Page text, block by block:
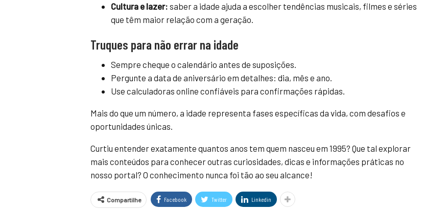
Cultura e lazer: saber a idade ajuda a escolher tendências musicais, filmes e séries
que têm maior relação com a geração.
Truques para não errar na idade
Sempre cheque o calendário antes de suposições.
Pergunte a data de aniversário em detalhes: dia, mês e ano.
Use calculadoras online confiáveis para confirmações rápidas.
Mais do que um número, a idade representa fases específicas da vida, com desafios e
oportunidades únicas.
Curtiu entender exatamente quantos anos tem quem nasceu em 1995? Que tal explorar
mais conteúdos para conhecer outras curiosidades, dicas e informações práticas no
nosso portal? O conhecimento nunca foi tão ao seu alcance!
Compartilhe Facebook Twitter Linkedin